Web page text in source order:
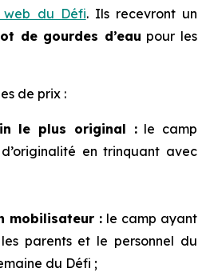
web du Défi. Ils recevront un
de gourdes d’eau pour les
de prix :
le plus original :le camp
en trinquant avec
mobilisateur : le camp ayant
parents et le personnel du
du Défi ;